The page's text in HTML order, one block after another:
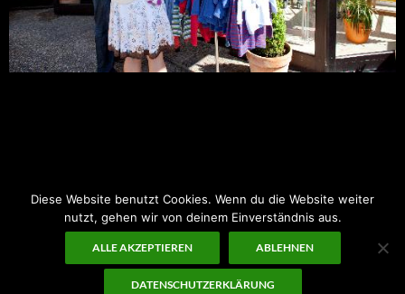
Diese Website benutzt Cookies. Wenn du die Website weiter
nutzt, gehen wir von deinem Einverständnis aus.
ALLE AKZEPTIEREN ABLEHNEN
DATENSCHUTZERKLÄRUNG